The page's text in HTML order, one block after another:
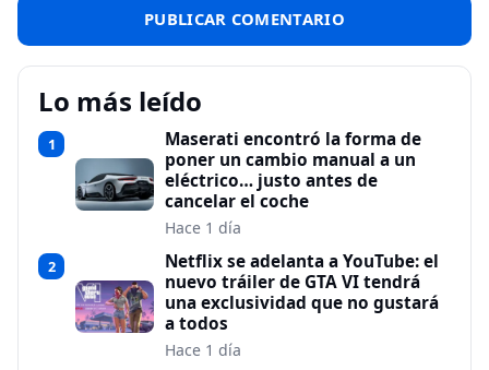
Lo más leído
1
Maserati encontró la forma de
poner un cambio manual a un
eléctrico… justo antes de
cancelar el coche
Hace 1 día
2
Netflix se adelanta a YouTube: el
nuevo tráiler de GTA VI tendrá
una exclusividad que no gustará
a todos
Hace 1 día